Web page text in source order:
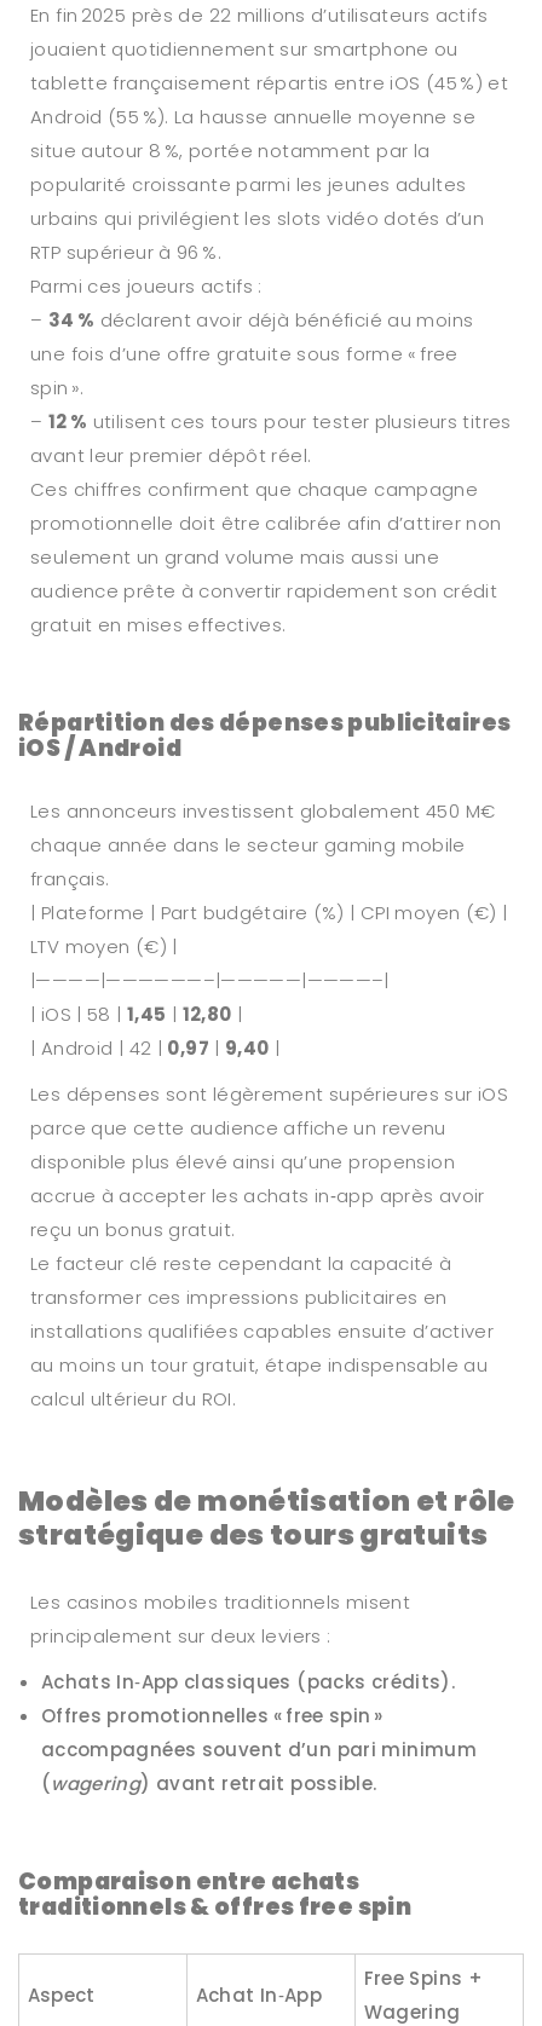
En fin 2025 près de 22 millions d’utilisateurs actifs
jouaient quotidiennement sur smartphone ou
tablette françaisement répartis entre iOS (45 %) et
Android (55 %). La hausse annuelle moyenne se
situe autour 8 %, portée notamment par la
popularité croissante parmi les jeunes adultes
urbains qui privilégient les slots vidéo dotés d’un
RTP supérieur à 96 %.
Parmi ces joueurs actifs :
– 34 % déclarent avoir déjà bénéficié au moins
une fois d’une offre gratuite sous forme « free
spin ».
– 12 % utilisent ces tours pour tester plusieurs titres
avant leur premier dépôt réel.
Ces chiffres confirment que chaque campagne
promotionnelle doit être calibrée afin d’attirer non
seulement un grand volume mais aussi une
audience prête à convertir rapidement son crédit
gratuit en mises effectives.
Répartition des dépenses publicitaires
iOS / Android
Les annonceurs investissent globalement 450 M€
chaque année dans le secteur gaming mobile
français.
| Plateforme | Part budgétaire (%) | CPI moyen (€) |
LTV moyen (€) |
|————|——————–|—————|————–|
| iOS | 58 | 1,45 | 12,80 |
| Android | 42 | 0,97 | 9,40 |
Les dépenses sont légèrement supérieures sur iOS
parce que cette audience affiche un revenu
disponible plus élevé ainsi qu’une propension
accrue à accepter les achats in‑app après avoir
reçu un bonus gratuit.
Le facteur clé reste cependant la capacité à
transformer ces impressions publicitaires en
installations qualifiées capables ensuite d’activer
au moins un tour gratuit, étape indispensable au
calcul ultérieur du ROI.
Modèles de monétisation et rôle
stratégique des tours gratuits
Les casinos mobiles traditionnels misent
principalement sur deux leviers :
Achats In‑App classiques (packs crédits).
Offres promotionnelles « free spin »
accompagnées souvent d’un pari minimum
(wagering) avant retrait possible.
Comparaison entre achats
traditionnels & offres free spin
Aspect Achat In‑App
Free Spins +
Wagering